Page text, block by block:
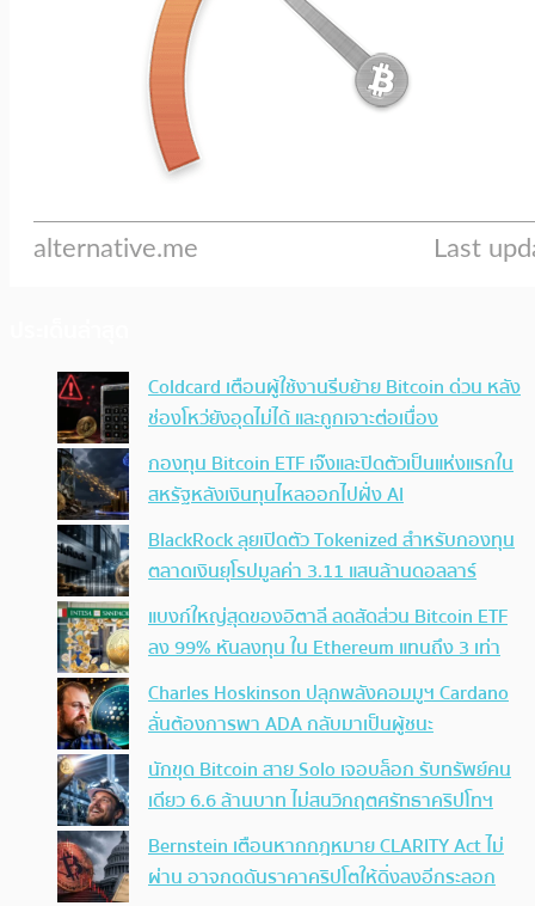
Coldcard เตือนผู้ใช้งานรีบย้าย Bitcoin ด่วน หลัง
ช่องโหว่ยังอุดไม่ได้ และถูกเจาะต่อเนื่อง
กองทุน Bitcoin ETF เจ๊งและปิดตัวเป็นแห่งแรกใน
สหรัฐหลังเงินทุนไหลออกไปฝั่ง AI
BlackRock ลุยเปิดตัว Tokenized สำหรับกองทุน
ตลาดเงินยุโรปมูลค่า 3.11 แสนล้านดอลลาร์
แบงก์ใหญ่สุดของอิตาลี ลดสัดส่วน Bitcoin ETF
ลง 99% หันลงทุน ใน Ethereum แทนถึง 3 เท่า
Charles Hoskinson ปลุกพลังคอมมูฯ Cardano
ลั่นต้องการพา ADA กลับมาเป็นผู้ชนะ
นักขุด Bitcoin สาย Solo เจอบล็อก รับทรัพย์คน
เดียว 6.6 ล้านบาท ไม่สนวิกฤตศรัทธาคริปโทฯ
Bernstein เตือนหากกฎหมาย CLARITY Act ไม่
ผ่าน อาจกดดันราคาคริปโตให้ดิ่งลงอีกระลอก